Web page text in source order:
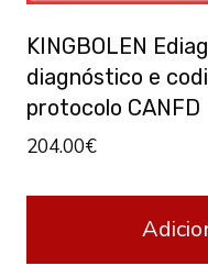
KINGBOLEN
diagnóstico e
protocolo CANFD
204.00€